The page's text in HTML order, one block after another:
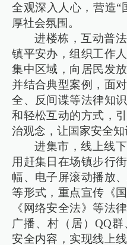
全观深入人心，营造“
厚社会氛围。
进楼栋，互动普
镇平安办，组织工作
集中区域，向居民发
并结合典型案例，面
全、反间谍等法律知
和轻松互动的方式，
治观念，让国家安全知
进集市，线上线
用赶集日在场镇步行
幅、电子屏滚动播放
等形式，重点宣传《
《网络安全法》等法
广播、村（居）QQ
安全内容，实现线上